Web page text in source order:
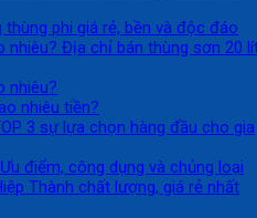
thùng phi giá rẻ, bền và độc đáo
nhiêu? Địa chỉ bán thùng sơn 20
nhiêu?
nhiêu tiền?
3 sự lựa chọn hàng đầu cho gia
điểm, công dụng và chủng loại
Thành chất lượng, giá rẻ nhất